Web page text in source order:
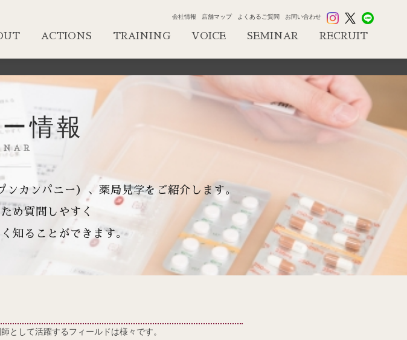
会社情報 店舗マップ よくあるご質問 お問い合わせ
ACTIONS TRAINING VOICE SEMINAR RECRUIT
ー情報
カンパニー）、薬局見学をご紹介します。
め質問しやすく
知ることができます。
として活躍するフィールドは様々です。